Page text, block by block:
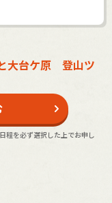
大台ケ原 登山ツ
程を必ず選択した上でお申し